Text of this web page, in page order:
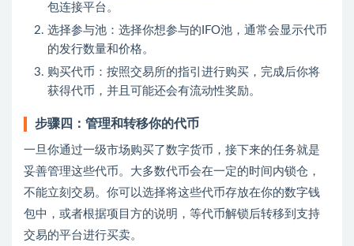
包连接平台。
选择参与池：选择你想参与的IFO池，通常会显示代币
的发行数量和价格。
购买代币：按照交易所的指引进行购买，完成后你将
获得代币，并且可能还会有流动性奖励。
步骤四：管理和转移你的代币
一旦你通过一级市场购买了数字货币，接下来的任务就是
妥善管理这些代币。大多数代币会在一定的时间内锁仓，
不能立刻交易。你可以选择将这些代币存放在你的数字钱
包中，或者根据项目方的说明，等代币解锁后转移到支持
交易的平台进行买卖。